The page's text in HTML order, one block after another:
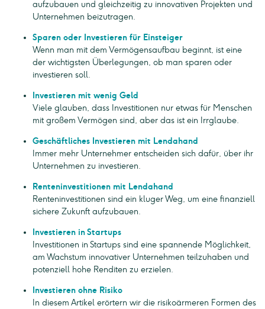
aufzubauen und gleichzeitig zu innovativen Projekten und
Unternehmen beizutragen.
Sparen oder Investieren für Einsteiger
Wenn man mit dem Vermögensaufbau beginnt, ist eine
der wichtigsten Überlegungen, ob man sparen oder
investieren soll.
Investieren mit wenig Geld
Viele glauben, dass Investitionen nur etwas für Menschen
mit großem Vermögen sind, aber das ist ein Irrglaube.
Geschäftliches Investieren mit Lendahand
Immer mehr Unternehmer entscheiden sich dafür, über ihr
Unternehmen zu investieren.
Renteninvestitionen mit Lendahand
Renteninvestitionen sind ein kluger Weg, um eine finanziell
sichere Zukunft aufzubauen.
Investieren in Startups
Investitionen in Startups sind eine spannende Möglichkeit,
am Wachstum innovativer Unternehmen teilzuhaben und
potenziell hohe Renditen zu erzielen.
Investieren ohne Risiko
In diesem Artikel erörtern wir die risikoärmeren Formen des